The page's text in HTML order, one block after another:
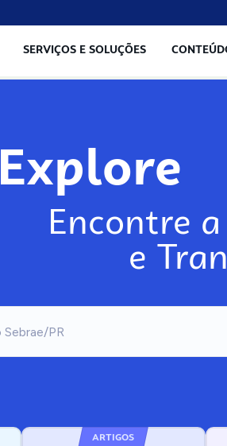
SERVIÇOS E SOLUÇÕES
Explore
Encontre
e
ARTIGOS